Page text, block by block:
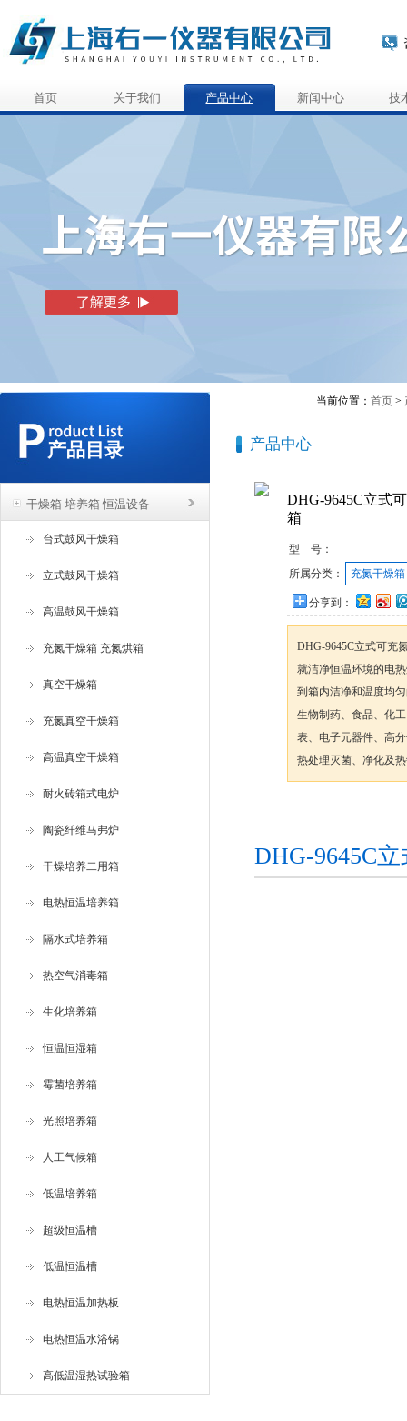
首页 关于我们 产品中心 新闻中心 技
产品目录
干燥箱 培养箱 恒温设备
台式鼓风干燥箱
立式鼓风干燥箱
高温鼓风干燥箱
充氮干燥箱 充氮烘箱
真空干燥箱
充氮真空干燥箱
高温真空干燥箱
耐火砖箱式电炉
陶瓷纤维马弗炉
干燥培养二用箱
电热恒温培养箱
隔水式培养箱
热空气消毒箱
生化培养箱
恒温恒湿箱
霉菌培养箱
光照培养箱
人工气候箱
低温培养箱
超级恒温槽
低温恒温槽
电热恒温加热板
电热恒温水浴锅
高低温湿热试验箱
当前位置： 首页 >
产品中心
DHG-9645C立式
箱
型 号：
所属分类：
充氮干燥
分享到：
DHG-9645C立式可充
就洁净恒温环境的电
到箱内洁净和温度均
生物制药、食品、化
表、电子元器件、高
热处理灭菌、净化及
DHG-9645C